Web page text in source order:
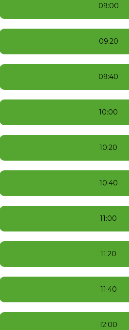
09:00
09:20
09:40
10:00
10:20
10:40
11:00
11:20
11:40
12:00